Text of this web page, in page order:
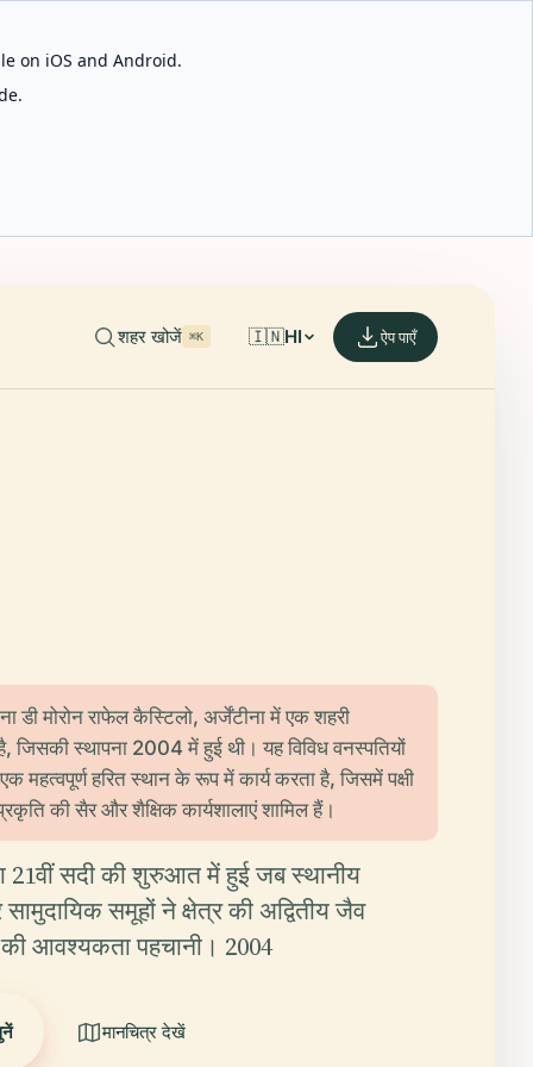
on iOS and Android.
शहर खोजें ⌘K 🇮🇳HI ऐप पाएँ
डी मोरोन राफेल कैस्टिलो, अर्जेंटीना में एक शहरी
जिसकी स्थापना 2004 में हुई थी। यह विविध वनस्पतियों
महत्वपूर्ण हरित स्थान के रूप में कार्य करता है, जिसमें पक्षी
की सैर और शैक्षिक कार्यशालाएं शामिल हैं।
21वीं सदी की शुरुआत में हुई जब स्थानीय
सामुदायिक समूहों ने क्षेत्र की अद्वितीय जैव
की आवश्यकता पहचानी। 2004
मानचित्र देखें